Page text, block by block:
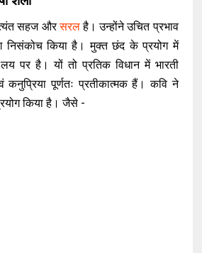
सहज औरसरलहै। उन्होंने उचित प्रभाव
निसंकोच किया है। मुक्त छंद के प्रयोग में
पर है। यों तो प्रतिक विधान में भारती
पूर्णतः प्रतीकात्मक हैं। कवि ने
किया है। जैसे -